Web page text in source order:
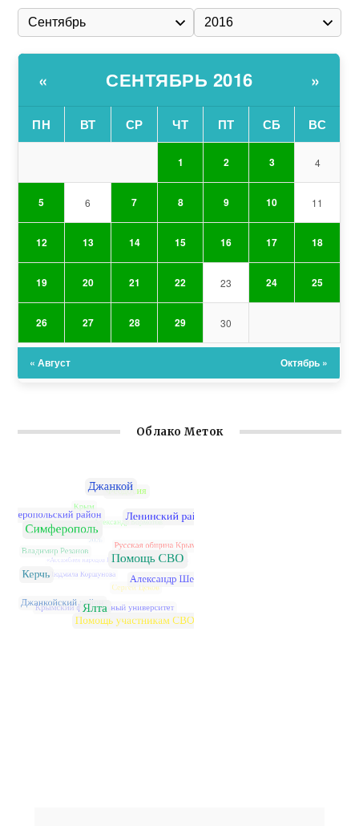
« СЕНТЯБРЬ 2016 »
ПН ВТ СР ЧТ ПТ СБ ВС
1 2 3 4
5 6 7 8 9 10 11
12 13 14 15 16 17 18
19 20 21 22 23 24 25
26 27 28 29 30
« Август Октябрь »
Облако Меток